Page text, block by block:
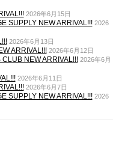
2026年6月15日
SUPPLY NEW ARRIVAL!!! 2026
2026年6月13日
ARRIVAL!!! 2026年6月12日
NEW ARRIVAL!!! 2026年6月
2026年6月11日
2026年6月7日
SUPPLY NEW ARRIVAL!!! 2026